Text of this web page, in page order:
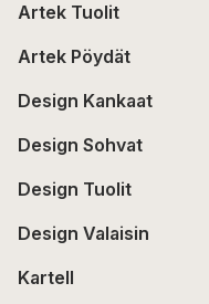
Artek Tuolit
Artek Pöydät
Design Kankaat
Design Sohvat
Design Tuolit
Design Valaisin
Kartell